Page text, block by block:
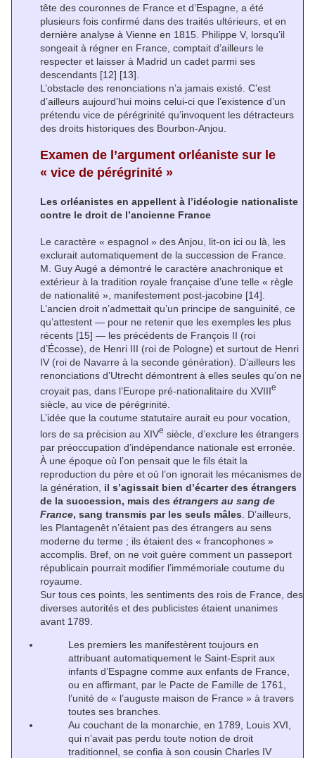
tête des couronnes de France et d’Espagne, a été
plusieurs fois confirmé dans des traités ultérieurs, et en
dernière analyse à Vienne en 1815. Philippe V, lorsqu’il
songeait à régner en France, comptait d’ailleurs le
respecter et laisser à Madrid un cadet parmi ses
descendants [12] [13]
L’obstacle des renonciations n’a jamais existé. C’est
d’ailleurs aujourd’hui moins celui-ci que l’existence d’un
prétendu vice de pérégrinité qu’invoquent les détracteurs
des droits historiques des Bourbon-Anjou.
Examen de l’argument orléaniste sur le
« vice de pérégrinité »
Les orléanistes en appellent à l’idéologie nationaliste
contre le droit de l’ancienne France
Le caractère « espagnol » des Anjou, lit-on ici ou là, les
exclurait automatiquement de la succession de France.
M. Guy Augé a démontré le caractère anachronique et
extérieur à la tradition royale française d’une telle « règle
de nationalité », manifestement post-jacobine [14]
L’ancien droit n’admettait qu’un principe de sanguinité, ce
qu’attestent — pour ne retenir que les exemples les plus
récents [15] — les précédents de François II (roi
d’Écosse), de Henri III (roi de Pologne) et surtout de Henri
IV (roi de Navarre à la seconde génération). D’ailleurs les
renonciations d’Utrecht démontrent à elles seules qu’on ne
croyait pas, dans l’Europe pré-nationalitaire du XVIIIe
siècle, au vice de pérégrinité.
L’idée que la coutume statutaire aurait eu pour vocation,
lors de sa précision au XIVe siècle, d’exclure les étrangers
par préoccupation d’indépendance nationale est erronée.
À une époque où l’on pensait que le fils était la
reproduction du père et où l’on ignorait les mécanismes de
la génération, il s’agissait bien d’écarter des étrangers
de la succession, mais des étrangers au sang de
France, sang transmis par les seuls mâles . D’ailleurs,
les Plantagenêt n’étaient pas des étrangers au sens
moderne du terme ; ils étaient des « francophones »
accomplis. Bref, on ne voit guère comment un passeport
républicain pourrait modifier l’immémoriale coutume du
royaume.
Sur tous ces points, les sentiments des rois de France, des
diverses autorités et des publicistes étaient unanimes
avant 1789.
Les premiers les manifestèrent toujours en
attribuant automatiquement le Saint-Esprit aux
infants d’Espagne comme aux enfants de France,
ou en affirmant, par le Pacte de Famille de 1761,
l’unité de « l’auguste maison de France » à travers
toutes ses branches.
Au couchant de la monarchie, en 1789, Louis XVI,
qui n’avait pas perdu toute notion de droit
traditionnel, se confia à son cousin Charles IV